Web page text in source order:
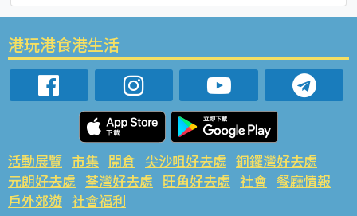
港玩港食港生活
活動展覽 市集 開倉 尖沙咀好去處 銅鑼灣好去處
元朗好去處 荃灣好去處 旺角好去處 社會 餐廳情報
戶外郊遊 社會福利